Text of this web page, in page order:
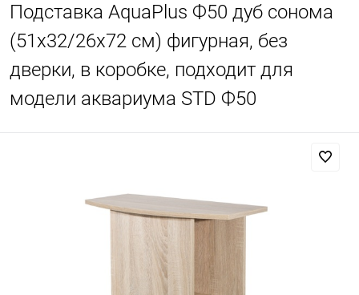
Подставка AquaPlus Ф50 дуб сонома
(51х32/26х72 см) фигурная, без
дверки, в коробке, подходит для
модели аквариума STD Ф50